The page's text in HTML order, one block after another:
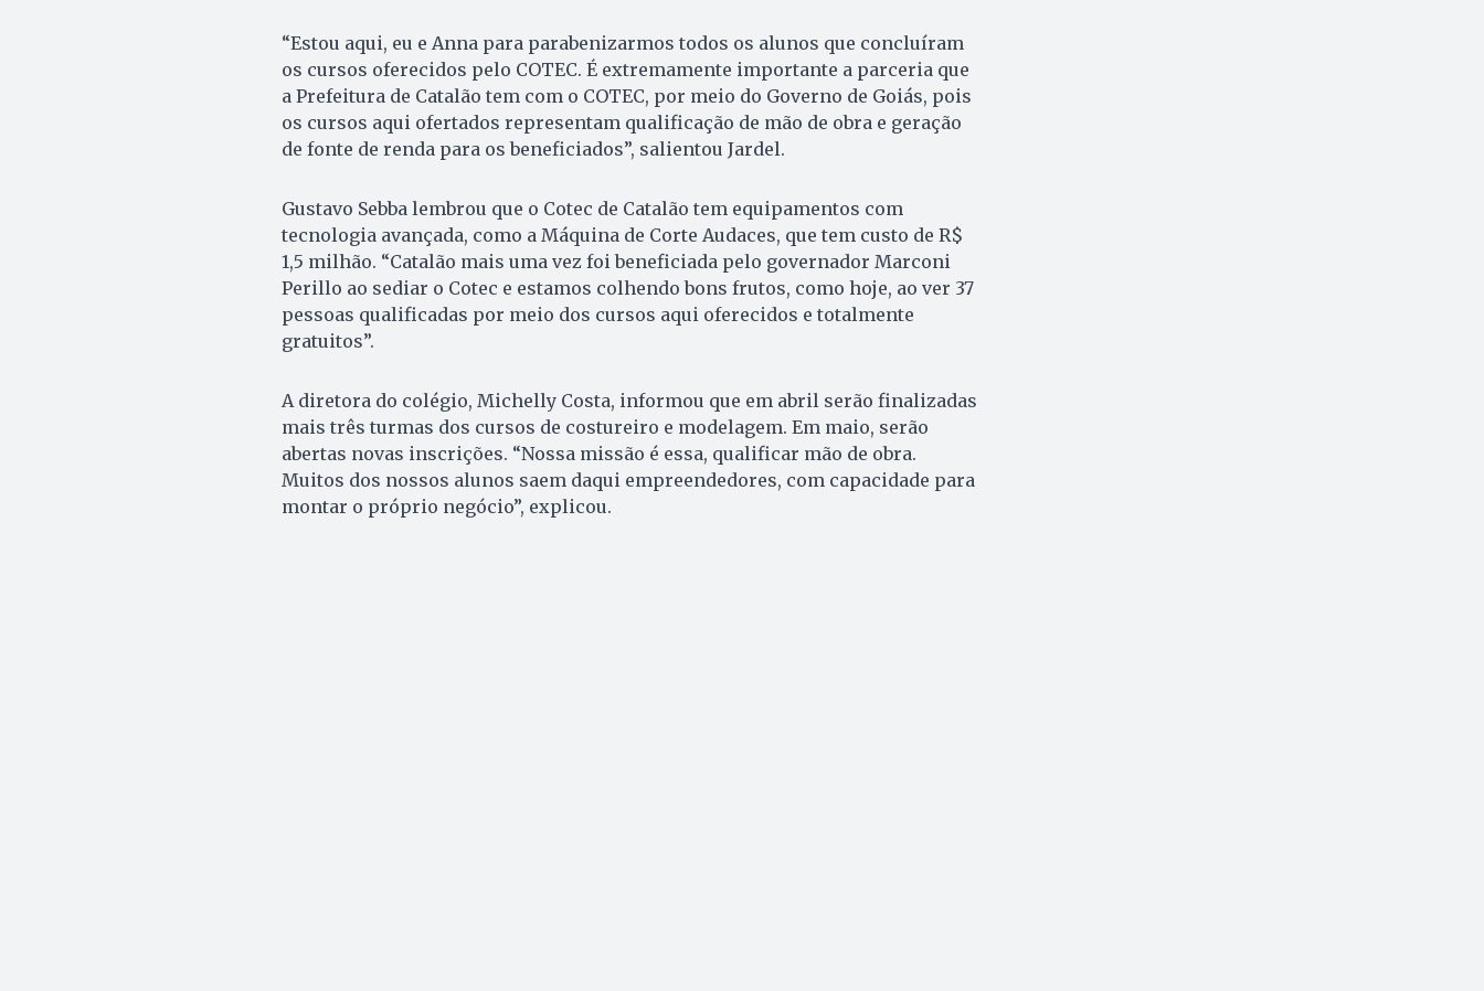
“Estou aqui, eu e Anna para parabenizarmos todos os alunos que concluíram
os cursos oferecidos pelo COTEC. É extremamente importante a parceria que
a Prefeitura de Catalão tem com o COTEC, por meio do Governo de Goiás, pois
os cursos aqui ofertados representam qualificação de mão de obra e geração
de fonte de renda para os beneficiados”, salientou Jardel.
Gustavo Sebba lembrou que o Cotec de Catalão tem equipamentos com
tecnologia avançada, como a Máquina de Corte Audaces, que tem custo de R$
1,5 milhão. “Catalão mais uma vez foi beneficiada pelo governador Marconi
Perillo ao sediar o Cotec e estamos colhendo bons frutos, como hoje, ao ver 37
pessoas qualificadas por meio dos cursos aqui oferecidos e totalmente
gratuitos”.
A diretora do colégio, Michelly Costa, informou que em abril serão finalizadas
mais três turmas dos cursos de costureiro e modelagem. Em maio, serão
abertas novas inscrições. “Nossa missão é essa, qualificar mão de obra.
Muitos dos nossos alunos saem daqui empreendedores, com capacidade para
montar o próprio negócio”, explicou.